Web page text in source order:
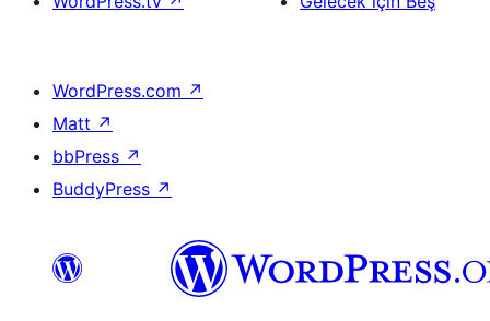
WordPress.com ↗
Matt ↗
bbPress ↗
BuddyPress ↗